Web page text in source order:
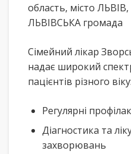
область, місто
ЛЬВІВСЬКА громада
Сімейний лікар
надає широкий
пацієнтів різного віку:
Регулярні
Діагностика та
захворювань